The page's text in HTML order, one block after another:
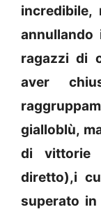
ragazzi di
aver
gialloblù,
di vittorie
diretto),i
superato in